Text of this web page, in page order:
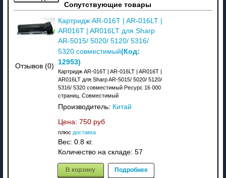
Сопутствующие товары
Отзывов (0)
Картридж AR-016T | AR-016LT |
AR016T | AR016LT для Sharp
AR-5015/ 5020/ 5120/ 5316/
5320 совместимый(Код:
12953)
Картридж AR-016T | AR-016LT | AR016T |
AR016LT для Sharp AR-5015/ 5020/ 5120/
5316/ 5320 совместимый Ресурс 16 000
страниц. Совместимый
Производитель: Китай
Цена: 750 руб
плюс доставка
Вес: 0.8 кг.
Количество на складе: 57
В корзину Подробнее